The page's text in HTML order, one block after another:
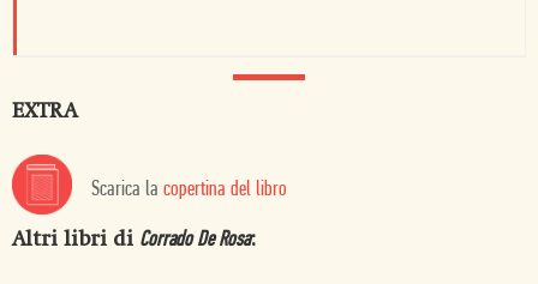
EXTRA
Scarica la copertina del libro
Altri libri di Corrado De Rosa: